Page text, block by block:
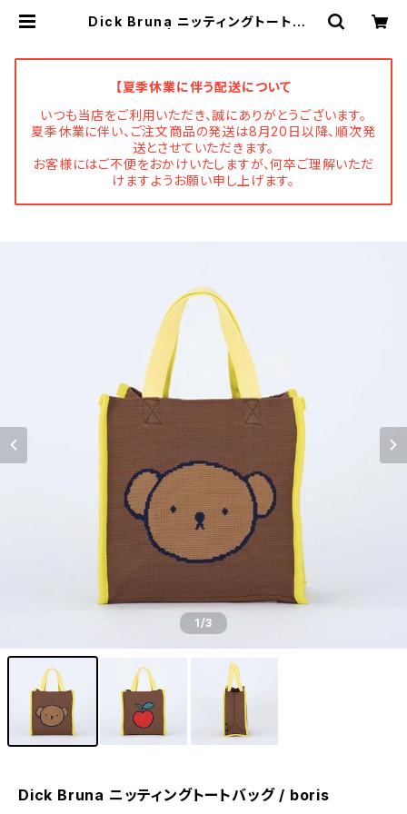
Dick Bruna ニッティングトートバッ
ルネノネコ
【夏季休業に伴う配送について
いつも当店をご利用いただき、誠にありがとうございます。
夏季休業に伴い、ご注文商品の発送は8月20日以降、順次発
送とさせていただきます。
お客様にはご不便をおかけいたしますが、何卒ご理解いただ
けますようお願い申し上げます。
1/3
Dick Bruna ニッティングトートバッグ / boris